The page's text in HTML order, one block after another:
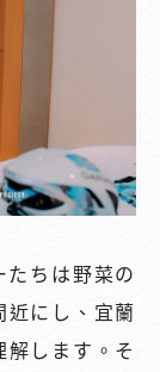
ちは野菜の
にし、宜蘭
します。そ